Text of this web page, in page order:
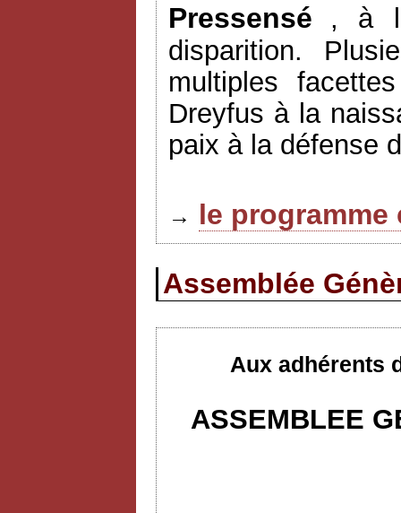
Pressensé
, à
disparition.
multiples
Dreyfus à la
paix à la défense
→ le programme
Assemblée
Aux adhérents
ASSEMBLEE